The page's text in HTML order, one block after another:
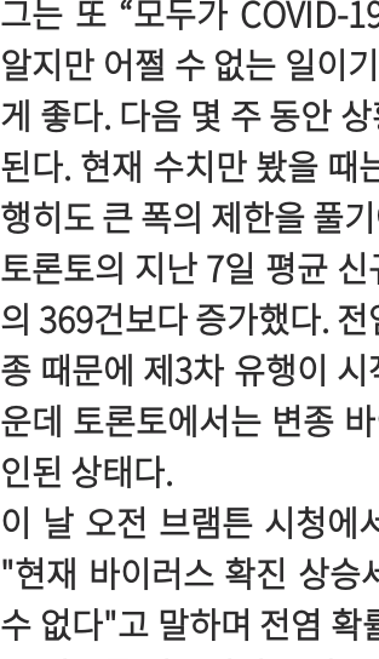
그는 또 “모두가 COVID-
알지만 어쩔 수 없는 일이
게 좋다. 다음 몇 주 동안
된다. 현재 수치만 봤을 때
행히도 큰 폭의 제한을 풀
토론토의 지난 7일 평균
의 369건보다 증가했다.
종 때문에 제3차 유행이
운데 토론토에서는 변종
인된 상태다.
이 날 오전 브램튼 시청에
"현재 바이러스 확진 상승
수 없다"고 말하며 전염 확